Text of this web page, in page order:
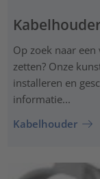
Op zoek naar
zetten? Onze
installeren en
informatie...
Kabelhouder